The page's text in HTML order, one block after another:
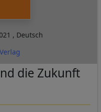
, Deutsch
die Zukunft